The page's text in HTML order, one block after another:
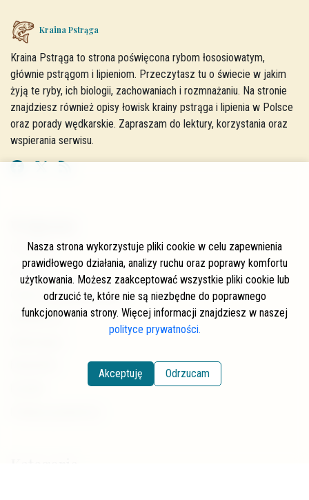
Kraina Pstrąga
Kraina Pstrąga to strona poświęcona rybom łososiowatym,
głównie pstrągom i lipieniom. Przeczytasz tu o świecie w jakim
żyją te ryby, ich biologii, zachowaniach i rozmnażaniu. Na stronie
znajdziesz również opisy łowisk krainy pstrąga i lipienia w Polsce
oraz porady wędkarskie. Zapraszam do lektury, korzystania oraz
wspierania serwisu.
O stronie
Autorzy
Często zadawane pytania
Współpraca
Nasza strona wykorzystuje pliki cookie w celu zapewnienia
prawidłowego działania, analizy ruchu oraz poprawy komfortu
użytkowania. Możesz zaakceptować wszystkie pliki cookie lub
odrzucić te, które nie są niezbędne do poprawnego
funkcjonowania strony. Więcej informacji znajdziesz w naszej
polityce prywatności.
Akceptuję Odrzucam